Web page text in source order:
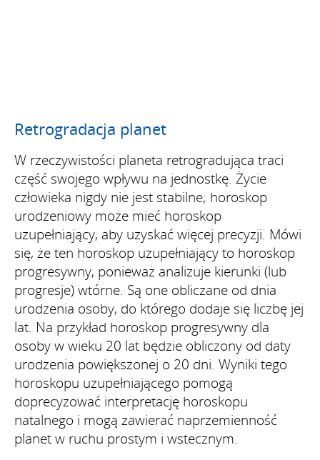
Retrogradacja planet
W rzeczywistości planeta retrogradująca traci
część swojego wpływu na jednostkę. Życie
człowieka nigdy nie jest stabilne; horoskop
urodzeniowy może mieć horoskop
uzupełniający, aby uzyskać więcej precyzji. Mówi
się, że ten horoskop uzupełniający to horoskop
progresywny, ponieważ analizuje kierunki (lub
progresje) wtórne. Są one obliczane od dnia
urodzenia osoby, do którego dodaje się liczbę jej
lat. Na przykład horoskop progresywny dla
osoby w wieku 20 lat będzie obliczony od daty
urodzenia powiększonej o 20 dni. Wyniki tego
horoskopu uzupełniającego pomogą
doprecyzować interpretację horoskopu
natalnego i mogą zawierać naprzemienność
planet w ruchu prostym i wstecznym.